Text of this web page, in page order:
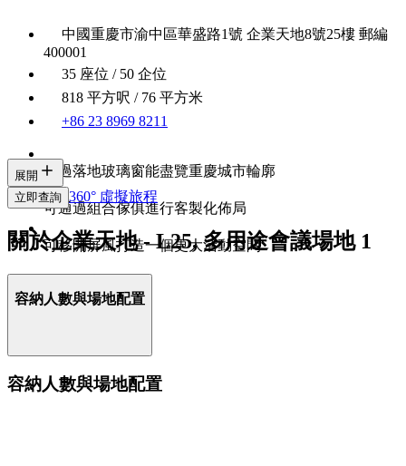
中國重慶市渝中區華盛路1號 企業天地8號25樓 郵編
400001
35 座位 / 50 企位
818 平方呎 / 76 平方米
+86 23 8969 8211
透過落地玻璃窗能盡覽重慶城市輪廓
可通過組合傢俱進行客製化佈局
可移開屏風打造一個更大活動空間
展開
立即查詢 360° 虛擬旅程
關於企業天地 - L25, 多用途會議場地 1
容納人數與場地配置
容納人數與場地配置